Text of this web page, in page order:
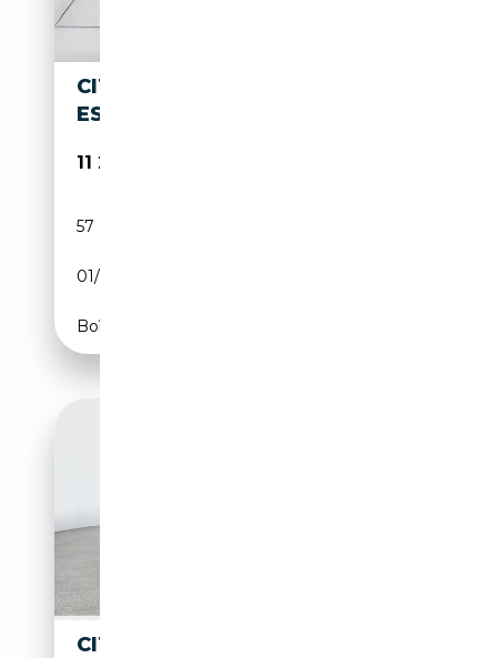
CITROEN C3 AIRCROSS SHINE
ES 110 AUTO
11 290€
57 021 km
01/2019
Boîte automatique
CITROEN C3 AIRCROSS 1.2